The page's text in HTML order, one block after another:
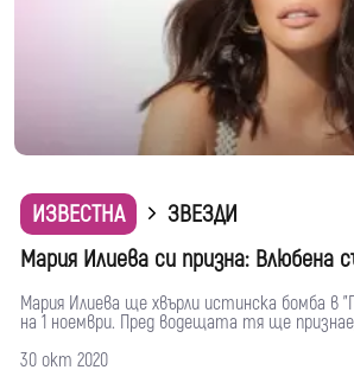
ИЗВЕСТНА
ЗВЕЗДИ
Мария Илиева си призна: Влюбена
Мария Илиева ще хвърли истинска бомба в
на 1 ноември. Пред водещата тя ще
30 окт 2020